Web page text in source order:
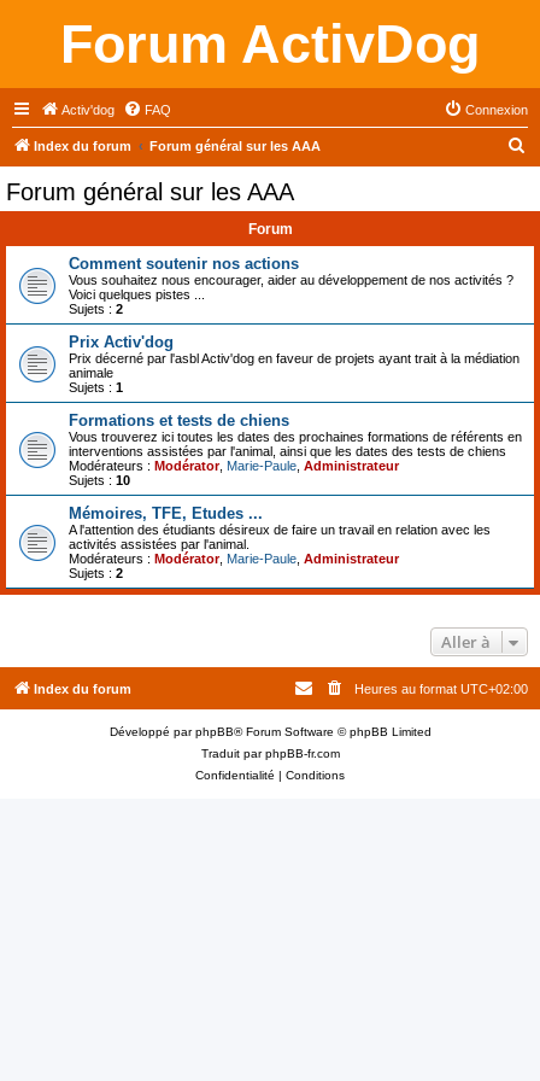
Forum ActivDog
Activ'dog FAQ Connexion
Index du forum Forum général sur les AAA
r
Forum général sur les AAA
Forum
Comment soutenir nos actions
Vous souhaitez nous encourager, aider au développement de nos activités ?
Voici quelques pistes ...
Sujets : 2
Prix Activ'dog
Prix décerné par l'asbl Activ'dog en faveur de projets ayant trait à la médiation
animale
Sujets : 1
Formations et tests de chiens
Vous trouverez ici toutes les dates des prochaines formations de référents en
interventions assistées par l'animal, ainsi que les dates des tests de chiens
Modérateurs : Modérator, Marie-Paule Administrateur
Sujets : 10
Mémoires, TFE, Etudes ...
A l'attention des étudiants désireux de faire un travail en relation avec les
activités assistées par l'animal.
Modérateurs : Modérator, Marie-Paule Administrateur
Sujets : 2
Aller à
Index du forum Heures au format UTC+02:00
Développé parphpBB® Forum Software © phpBB Limited
Traduit parphpBB-fr.com
Confidentialité | Conditions